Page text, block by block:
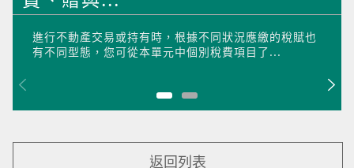
進行不動產交易或持有時，根據不同狀況應繳的稅賦也
有不同型態，您可從本單元中個別稅費項目了...
返回列表